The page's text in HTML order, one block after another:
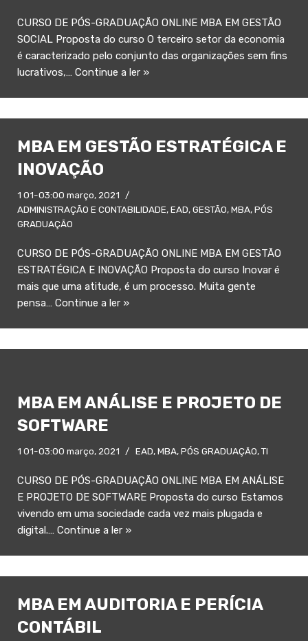
CURSO DE PÓS-GRADUAÇÃO ONLINE MBA EM GESTÃO
SOCIAL Proposta do curso O terceiro setor da economia
é caracterizado pelo conjunto das organizações sem fins
lucrativos,… Continue a ler »
MBA EM GESTÃO ESTRATÉGICA E
INOVAÇÃO
1 01-03:00 março, 2021
ADMINISTRAÇÃO E CONTABILIDADE,EAD,GESTÃO,MBA,PÓS
GRADUAÇÃO
CURSO DE PÓS-GRADUAÇÃO ONLINE MBA EM GESTÃO
ESTRATÉGICA E INOVAÇÃO Proposta do curso Inovar é
mais que uma atitude, é um processo. Muita gente
pensa… Continue a ler »
MBA EM ANÁLISE E PROJETO DE
SOFTWARE
1 01-03:00 março, 2021 EAD,MBA,PÓS GRADUAÇÃO,TI
CURSO DE PÓS-GRADUAÇÃO ONLINE MBA EM ANÁLISE
E PROJETO DE SOFTWARE Proposta do curso Estamos
vivendo em uma sociedade cada vez mais plugada e
digital.… Continue a ler »
MBA EM AUDITORIA E PERÍCIA
CONTÁBIL